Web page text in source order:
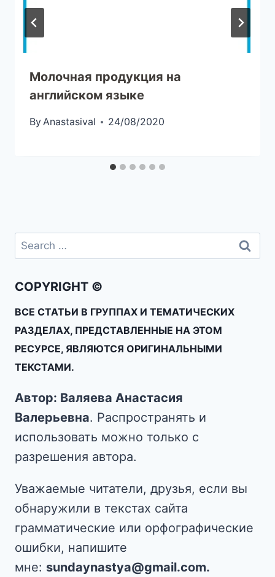
Молочная продукция на
английском языке
ByAnastasival 24/08/2020
COPYRIGHT ©
ВСЕ СТАТЬИ В ГРУППАХ И ТЕМАТИЧЕСКИХ
РАЗДЕЛАХ, ПРЕДСТАВЛЕННЫЕ НА ЭТОМ
РЕСУРСЕ, ЯВЛЯЮТСЯ ОРИГИНАЛЬНЫМИ
ТЕКСТАМИ.
Автор: Валяева Анастасия
Валерьевна. Распространять и
использовать можно только с
разрешения автора.
Уважаемые читатели, друзья, если вы
обнаружили в текстах сайта
грамматические или орфографические
ошибки, напишите
мне: sundaynastya@gmail.com.